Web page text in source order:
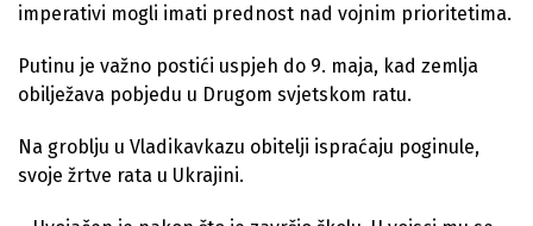
imperativi mogli imati prednost nad vojnim prioritetima.
Putinu je važno postići uspjeh do 9. maja, kad zemlja
obilježava pobjedu u Drugom svjetskom ratu.
Na groblju u Vladikavkazu obitelji ispraćaju poginule,
svoje žrtve rata u Ukrajini.